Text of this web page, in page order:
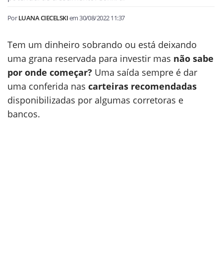
PorLUANA CIECELSKIem30/08/2022 11:37
Tem um dinheiro sobrando ou está deixando
uma grana reservada para investir mas não sabe
por onde começar? Uma saída sempre é dar
uma conferida nas carteiras recomendadas
disponibilizadas por algumas corretoras e
bancos.